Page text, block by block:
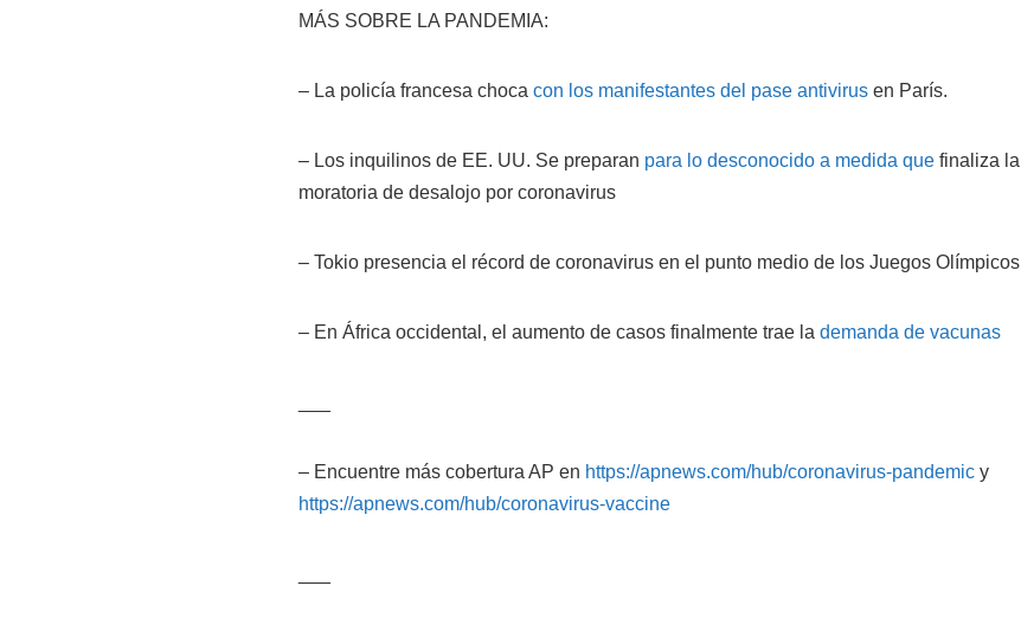
MÁS SOBRE LA PANDEMIA:
– La policía francesa choca con los manifestantes del pase antivirus en París.
– Los inquilinos de EE. UU. Se preparan para lo desconocido a medida que finaliza la
moratoria de desalojo por coronavirus
– Tokio presencia el récord de coronavirus en el punto medio de los Juegos Olímpicos
– En África occidental, el aumento de casos finalmente trae la demanda de vacunas
– Encuentre más cobertura AP en https://apnews.com/hub/coronavirus-pandemic y
https://apnews.com/hub/coronavirus-vaccine